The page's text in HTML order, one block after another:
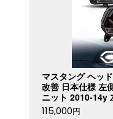
マスタング ヘッ
改善 日本仕様 左
ニット 2010-14y
115,000円